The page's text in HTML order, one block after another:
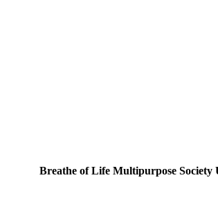
Breathe of Life Multipurpose Society